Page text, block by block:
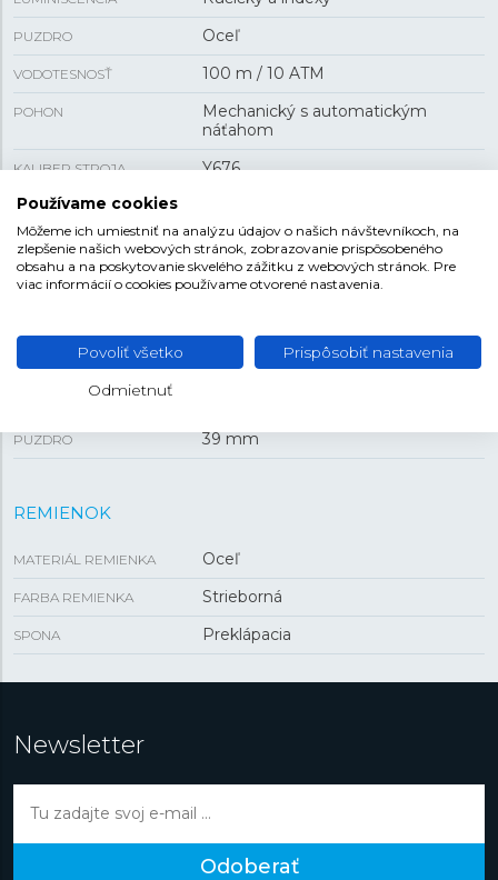
PUZDRO Oceľ
VODOTESNOSŤ 100 m / 10 ATM
POHON
Mechanický s automatickým
náťahom
KALIBER STROJA Y676
REZERVA CHODU
PRIEHĽADNÉ VIEČKO Áno
FUNKCIA dátum , deň v týždni
VEĽKOSŤ
PUZDRO 39 mm
REMIENOK
MATERIÁL REMIENKA Oceľ
FARBA REMIENKA Strieborná
SPONA Preklápacia
Newsletter
Odoberať
Používame cookies
Môžeme ich umiestniť na analýzu údajov o našich návštevníkoch, na
zlepšenie našich webových stránok, zobrazovanie prispôsobeného
obsahu a na poskytovanie skvelého zážitku z webových stránok. Pre
viac informácií o cookies používame otvorené nastavenia.
Povoliť všetko Prispôsobiť nastavenia
Odmietnuť